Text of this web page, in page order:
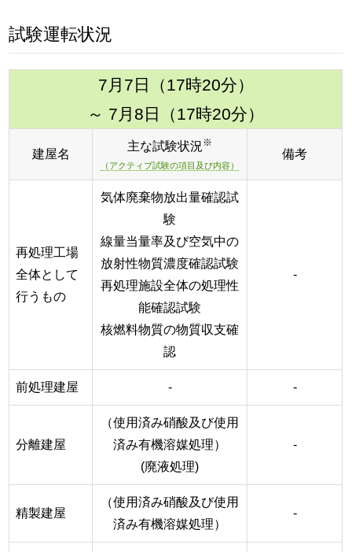
試験運転状況
7月7日（17時20分）
～ 7月8日（17時20分）
建屋名
主な試験状況※
（アクティブ試験の項目及び内容）
備考
再処理工場
全体として
行うもの
気体廃棄物放出量確認試
験
線量当量率及び空気中の
放射性物質濃度確認試験
再処理施設全体の処理性
能確認試験
核燃料物質の物質収支確
認
-
前処理建屋 - -
分離建屋
（使用済み硝酸及び使用
済み有機溶媒処理）
(廃液処理)
-
精製建屋
（使用済み硝酸及び使用
済み有機溶媒処理）
-